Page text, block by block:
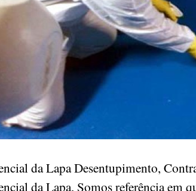
da Lapa Desentupimento,
da Lapa. Somos referência em